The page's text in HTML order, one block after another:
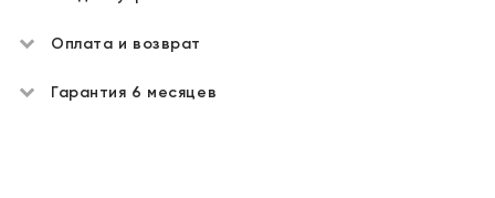
Оплата и возврат
Гарантия 6 месяцев